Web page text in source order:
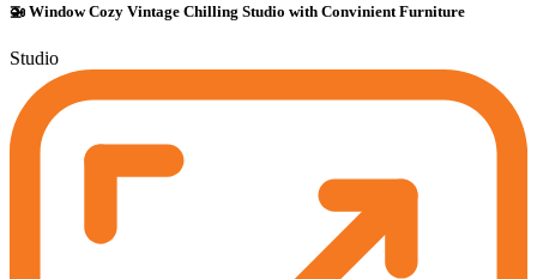
🚁 Window Cozy Vintage Chilling Studio with Convinient Furniture
Studio